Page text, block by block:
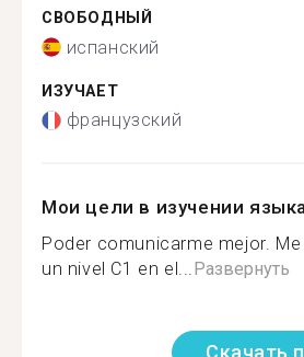
СВОБОДНЫЙ
испанский
ИЗУЧАЕТ
французский
Мои цели в изучении
Poder comunicarme mejor.
un nivel C1 en el...Развернуть
Скачать